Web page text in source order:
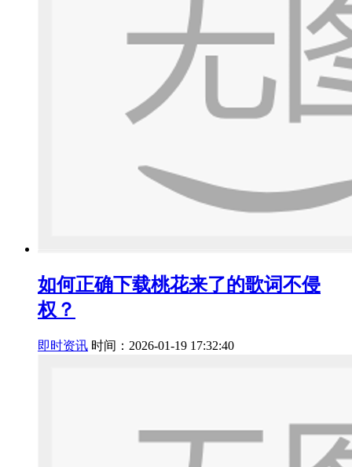
如何正确下载桃花来了的歌词不侵
权？
即时资讯 时间：2026-01-19 17:32:40